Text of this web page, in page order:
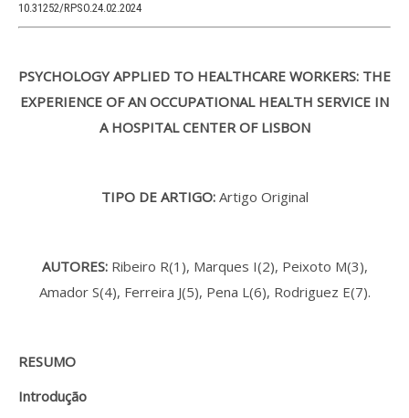
Revistas previamente publicadas
Informações adicionais
Estatísticas da Revista
10.31252/RPSO.24.02.2024
PSYCHOLOGY APPLIED TO HEALTHCARE WORKERS: THE
EXPERIENCE OF AN OCCUPATIONAL HEALTH SERVICE IN
A HOSPITAL CENTER OF LISBON
TIPO DE ARTIGO: Artigo Original
AUTORES: Ribeiro R(1), Marques I(2), Peixoto M(3),
Amador S(4), Ferreira J(5), Pena L(6), Rodriguez E(7).
RESUMO
Introdução